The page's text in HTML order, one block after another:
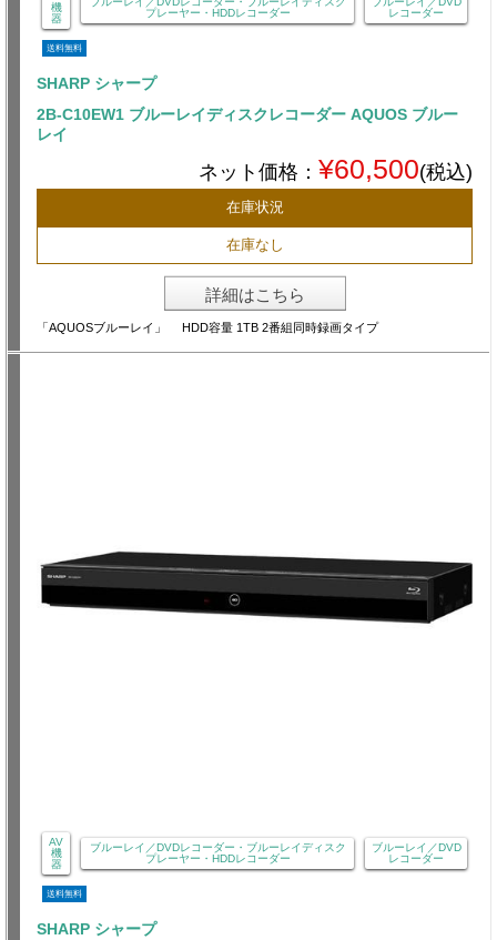
機
器
プレーヤー・HDDレコーダー
レコーダー
送料無料
SHARP シャープ
2B-C10EW1 ブルーレイディスクレコーダー AQUOS ブルー
レイ
ネット価格： ¥60,500(税込)
在庫状況
在庫なし
詳細はこちら
「AQUOSブルーレイ」 HDD容量 1TB 2番組同時録画タイプ
AV
機
器
ブルーレイ／DVDレコーダー・ブルーレイディスク
プレーヤー・HDDレコーダー
ブルーレイ／DVD
レコーダー
送料無料
SHARP シャープ